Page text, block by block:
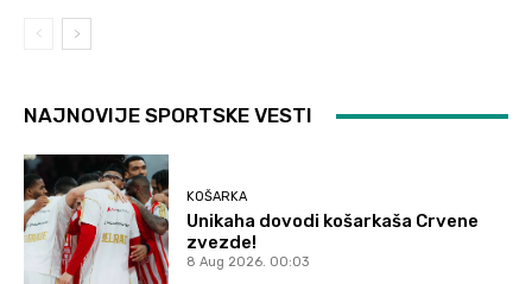
NAJNOVIJE SPORTSKE VESTI
KOŠARKA
Unikaha dovodi košarkaša Crvene
zvezde!
8 Aug 2026. 00:03